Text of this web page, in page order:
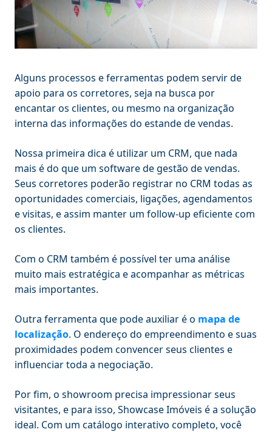
Alguns processos e ferramentas podem servir de
apoio para os corretores, seja na busca por
encantar os clientes, ou mesmo na organização
interna das informações do estande de vendas.
Nossa primeira dica é utilizar um CRM, que nada
mais é do que um software de gestão de vendas.
Seus corretores poderão registrar no CRM todas as
oportunidades comerciais, ligações, agendamentos
e visitas, e assim manter um follow-up eficiente com
os clientes.
Com o CRM também é possível ter uma análise
muito mais estratégica e acompanhar as métricas
mais importantes.
Outra ferramenta que pode auxiliar é o mapa de
localização. O endereço do empreendimento e suas
proximidades podem convencer seus clientes e
influenciar toda a negociação.
Por fim, o showroom precisa impressionar seus
visitantes, e para isso, Showcase Imóveis é a solução
ideal. Com um catálogo interativo completo, você